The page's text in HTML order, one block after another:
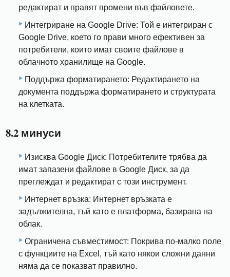
редактират и правят промени във файловете.
Интегриране на Google Drive: Той е интегриран с
Google Drive, което го прави много ефективен за
потребители, които имат своите файлове в
облачното хранилище на Google.
Поддържа форматирането: Редактирането на
документа поддържа форматирането и структурата
на клетката.
8.2 минуси
Изисква Google Диск: Потребителите трябва да
имат запазени файлове в Google Диск, за да
преглеждат и редактират с този инструмент.
Интернет връзка: Интернет връзката е
задължителна, тъй като е платформа, базирана на
облак.
Ограничена съвместимост: Покрива по-малко поле
с функциите на Excel, тъй като някои сложни данни
няма да се показват правилно.